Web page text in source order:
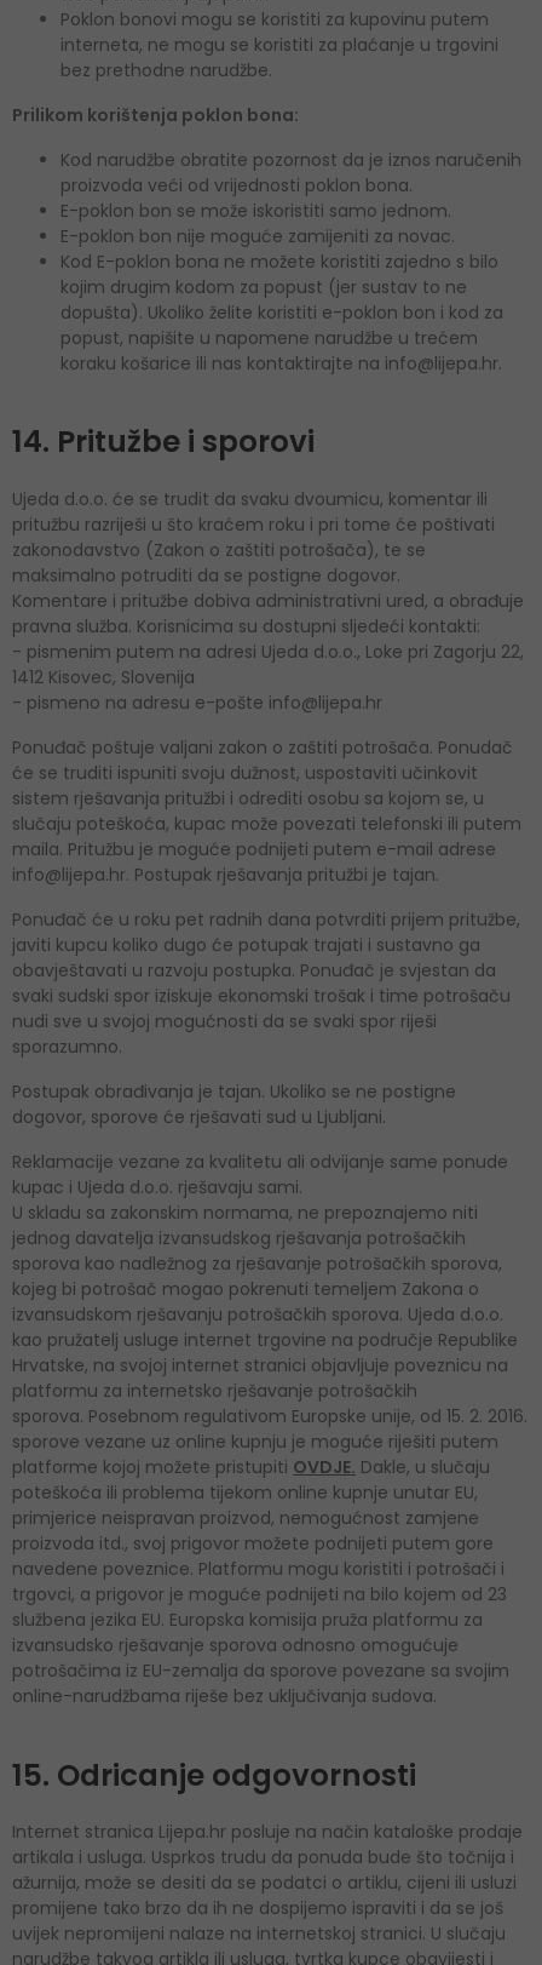
Poklon bonovi mogu se koristiti za kupovinu putem
interneta, ne mogu se koristiti za plaćanje u trgovini
bez prethodne narudžbe.
Prilikom korištenja poklon bona:
Kod narudžbe obratite pozornost da je iznos naručenih
proizvoda veći od vrijednosti poklon bona.
E-poklon bon se može iskoristiti samo jednom.
E-poklon bon nije moguće zamijeniti za novac.
Kod E-poklon bona ne možete koristiti zajedno s bilo
kojim drugim kodom za popust (jer sustav to ne
dopušta). Ukoliko želite koristiti e-poklon bon i kod za
popust, napišite u napomene narudžbe u trećem
koraku košarice ili nas kontaktirajte na info@lijepa.hr.
14. Pritužbe i sporovi
Ujeda d.o.o. će se trudit da svaku dvoumicu, komentar ili
pritužbu razriješi u što kraćem roku i pri tome će poštivati
zakonodavstvo (Zakon o zaštiti potrošača), te se
maksimalno potruditi da se postigne dogovor.
Komentare i pritužbe dobiva administrativni ured, a obrađuje
pravna služba. Korisnicima su dostupni sljedeći kontakti:
- pismenim putem na adresi Ujeda d.o.o., Loke pri Zagorju 22,
1412 Kisovec, Slovenija
- pismeno na adresu e-pošte info@lijepa.hr
Ponuđač poštuje valjani zakon o zaštiti potrošača. Ponudač
će se truditi ispuniti svoju dužnost, uspostaviti učinkovit
sistem rješavanja pritužbi i odrediti osobu sa kojom se, u
slučaju poteškoća, kupac može povezati telefonski ili putem
maila. Pritužbu je moguće podnijeti putem e-mail adrese
info@lijepa.hr. Postupak rješavanja pritužbi je tajan.
Ponuđač će u roku pet radnih dana potvrditi prijem pritužbe,
javiti kupcu koliko dugo će potupak trajati i sustavno ga
obavještavati u razvoju postupka. Ponuđač je svjestan da
svaki sudski spor iziskuje ekonomski trošak i time potrošaču
nudi sve u svojoj mogućnosti da se svaki spor riješi
sporazumno.
Postupak obrađivanja je tajan. Ukoliko se ne postigne
dogovor, sporove će rješavati sud u Ljubljani.
Reklamacije vezane za kvalitetu ali odvijanje same ponude
kupac i Ujeda d.o.o. rješavaju sami.
U skladu sa zakonskim normama, ne prepoznajemo niti
jednog davatelja izvansudskog rješavanja potrošačkih
sporova kao nadležnog za rješavanje potrošačkih sporova,
kojeg bi potrošač mogao pokrenuti temeljem Zakona o
izvansudskom rješavanju potrošačkih sporova. Ujeda d.o.o.
kao pružatelj usluge internet trgovine na područje Republike
Hrvatske, na svojoj internet stranici objavljuje poveznicu na
platformu za internetsko rješavanje potrošačkih
sporova. Posebnom regulativom Europske unije, od 15. 2. 2016.
sporove vezane uz online kupnju je moguće riješiti putem
platforme kojoj možete pristupiti OVDJE. Dakle, u slučaju
poteškoća ili problema tijekom online kupnje unutar EU,
primjerice neispravan proizvod, nemogućnost zamjene
proizvoda itd., svoj prigovor možete podnijeti putem gore
navedene poveznice. Platformu mogu koristiti i potrošači i
trgovci, a prigovor je moguće podnijeti na bilo kojem od 23
službena jezika EU. Europska komisija pruža platformu za
izvansudsko rješavanje sporova odnosno omogućuje
potrošačima iz EU-zemalja da sporove povezane sa svojim
online-narudžbama riješe bez uključivanja sudova.
15. Odricanje odgovornosti
Internet stranica Lijepa.hr posluje na način kataloške prodaje
artikala i usluga. Usprkos trudu da ponuda bude što točnija i
ažurnija, može se desiti da se podatci o artiklu, cijeni ili usluzi
promijene tako brzo da ih ne dospijemo ispraviti i da se još
uvijek nepromijeni nalaze na internetskoj stranici. U slučaju
narudžbe takvog artikla ili usluga, tvrtka kupce obavijesti i